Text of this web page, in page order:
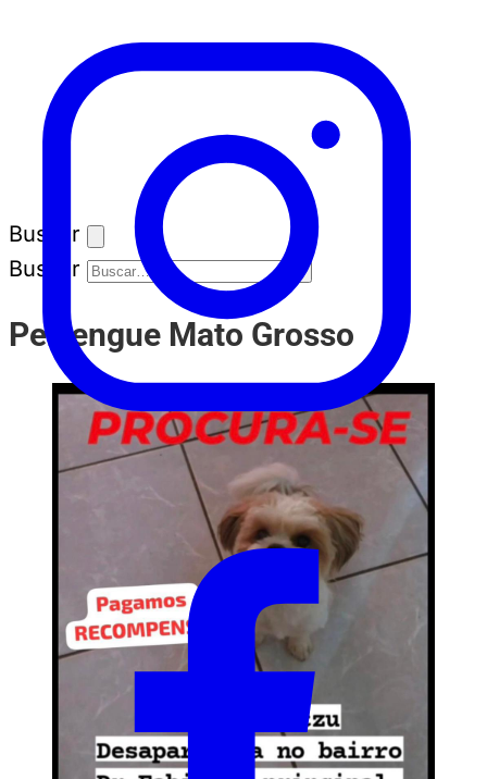
Buscar
Buscar
Perrengue Mato Grosso